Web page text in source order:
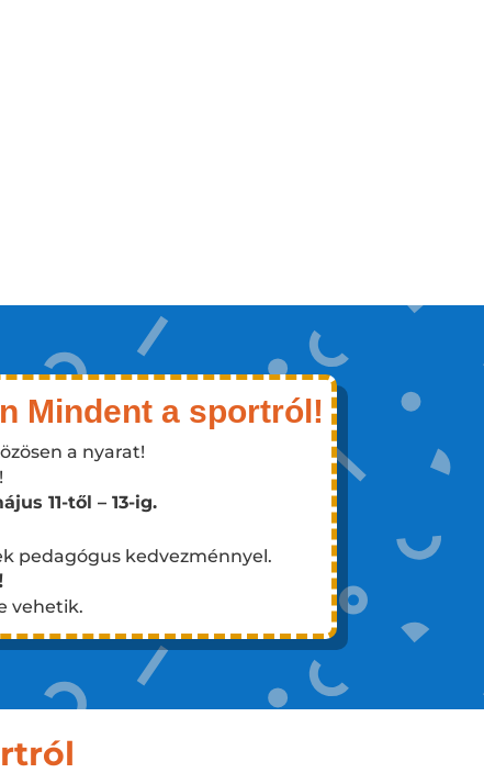
Mindent a sportról!
a nyarat!
11-től – 13-ig.
pedagógus kedvezménnyel.
vehetik.